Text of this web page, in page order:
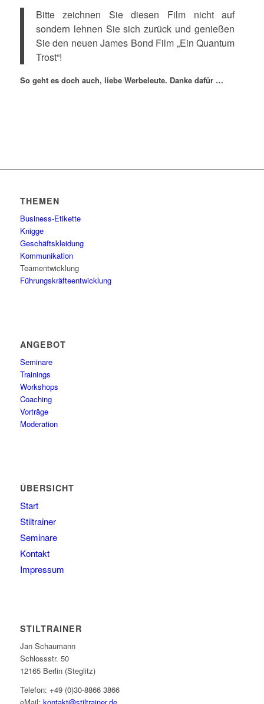
Bitte zeichnen Sie diesen Film nicht auf
sondern lehnen Sie sich zurück und genießen
Sie den neuen James Bond Film „Ein Quantum
Trost“!
So geht es doch auch, liebe Werbeleute. Danke dafür …
THEMEN
Business-Etikette
Knigge
Geschäftskleidung
Kommunikation
Teamentwicklung
Führungskräfteentwicklung
ANGEBOT
Seminare
Trainings
Workshops
Coaching
Vorträge
Moderation
ÜBERSICHT
Start
Stiltrainer
Seminare
Kontakt
Impressum
STILTRAINER
Jan Schaumann
Schlossstr. 50
12165 Berlin (Steglitz)
Telefon: +49 (0)30-8866 3866